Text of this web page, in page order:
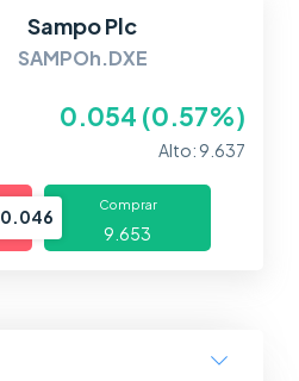
Sampo Plc
SAMPOh.DXE
0.054 (0.57%)
Alto: 9.637
0.046
Comprar
9.653